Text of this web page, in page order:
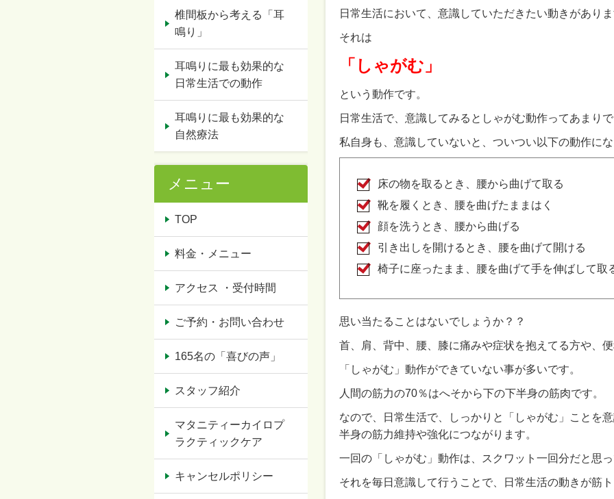
日常生活において、意識していただきたい動きがあり
それは
「しゃがむ」
という動作です。
日常生活で、意識してみるとしゃがむ動作ってあまり
私自身も、意識していないと、ついつい以下の動作に
床の物を取るとき、腰から曲げて取る
靴を履くとき、腰を曲げたままはく
顔を洗うとき、腰から曲げる
引き出しを開けるとき、腰を曲げて開ける
椅子に座ったまま、腰を曲げて手を伸ばして取
思い当たることはないでしょうか？？
首、肩、背中、腰、膝に痛みや症状を抱えてる方や、
「しゃがむ」動作ができていない事が多いです。
人間の筋力の70％はへそから下の下半身の筋肉です。
なので、日常生活で、しっかりと「しゃがむ」ことを
半身の筋力維持や強化につながります。
一回の「しゃがむ」動作は、スクワット一回分だと思
それを毎日意識して行うことで、日常生活の動きが筋
椎間板から考える「耳
鳴り」
耳鳴りに最も効果的な
日常生活での動作
耳鳴りに最も効果的な
自然療法
メニュー
TOP
料金・メニュー
アクセス ・受付時間
ご予約・お問い合わせ
165名の「喜びの声」
スタッフ紹介
マタニティーカイロプ
ラクティックケア
キャンセルポリシー